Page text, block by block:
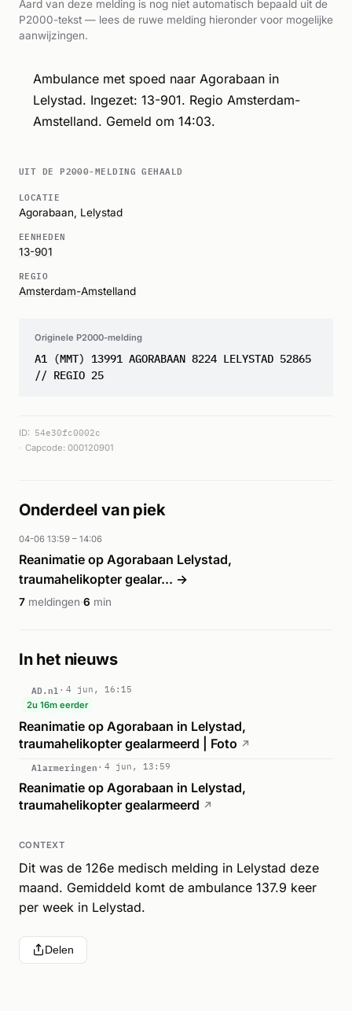
Aard van deze melding is nog niet automatisch bepaald uit de
P2000-tekst — lees de ruwe melding hieronder voor mogelijke
aanwijzingen.
Ambulance met spoed naar Agorabaan in
Lelystad. Ingezet: 13-901. Regio Amsterdam-
Amstelland. Gemeld om 14:03.
UIT DE P2000-MELDING GEHAALD
LOCATIE
Agorabaan, Lelystad
EENHEDEN
13-901
REGIO
Amsterdam-Amstelland
Originele P2000-melding
A1 (MMT) 13991 AGORABAAN 8224 LELYSTAD 52865
// REGIO 25
ID: 54e30fc0002c
Capcode: 000120901
Onderdeel van piek
04-06 13:59 – 14:06
Reanimatie op Agorabaan Lelystad,
traumahelikopter gealar... →
7 meldingen·6 min
In het nieuws
AD.nl
4 jun, 16:15
2u 16m eerder
Reanimatie op Agorabaan in Lelystad,
traumahelikopter gealarmeerd | Foto ↗
Alarmeringen 4 jun, 13:59
Reanimatie op Agorabaan in Lelystad,
traumahelikopter gealarmeerd ↗
CONTEXT
Dit was de 126e medisch melding in Lelystad deze
maand. Gemiddeld komt de ambulance 137.9 keer
per week in Lelystad.
Delen